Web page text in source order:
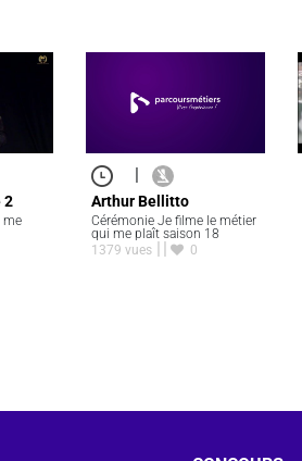
2
me
|
Arthur Bellitto
Cérémonie Je filme le métier
qui me plaît saison 18
1379 vues
0